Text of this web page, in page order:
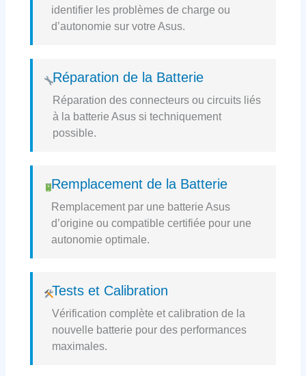
identifier les problèmes de charge ou
d’autonomie sur votre Asus.
Réparation de la Batterie
Réparation des connecteurs ou circuits liés
à la batterie Asus si techniquement
possible.
Remplacement de la Batterie
Remplacement par une batterie Asus
d’origine ou compatible certifiée pour une
autonomie optimale.
Tests et Calibration
Vérification complète et calibration de la
nouvelle batterie pour des performances
maximales.